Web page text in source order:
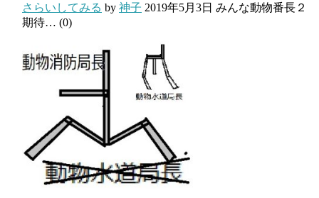
さらいしてみる by 神子 2019年5月3日 みんな動物番長２
期待… (0)